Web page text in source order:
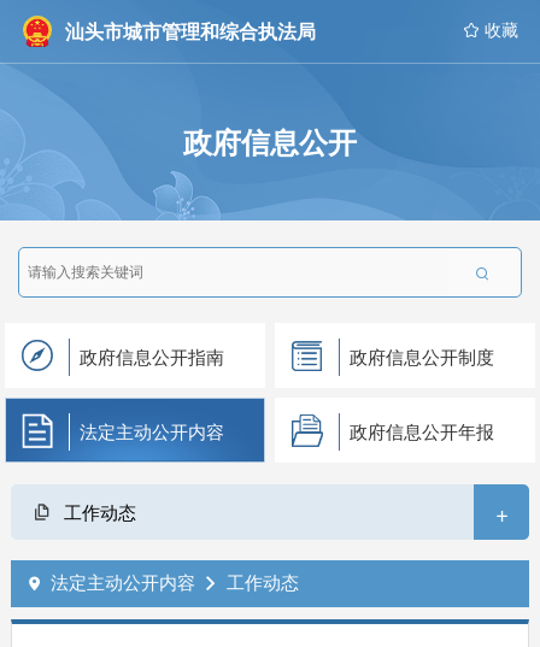
汕头市城市管理和综合执法局  收藏
政府信息公开

政府信息公开指南 政府信息公开制度
法定主动公开内容 政府信息公开年报
工作动态 +
 法定主动公开内容  工作动态